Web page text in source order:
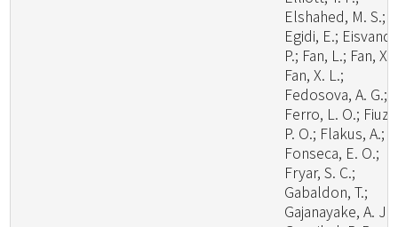
Elshahed, M. S.;
Egidi, E.; Eisvand,
P.; Fan, L.; Fan, X.;
Fan, X. L.;
Fedosova, A. G.;
Ferro, L. O.;
P. O.; Flakus, A.;
Fonseca, E. O.;
Fryar, S. C.;
Gabaldon, T.;
Gajanayake, A. J.;